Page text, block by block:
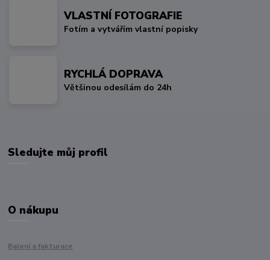
VLASTNÍ FOTOGRAFIE
Fotím a vytvářím vlastní popisky
RYCHLÁ DOPRAVA
Většinou odesílám do 24h
Sledujte můj profil
O nákupu
Balení a fakturace